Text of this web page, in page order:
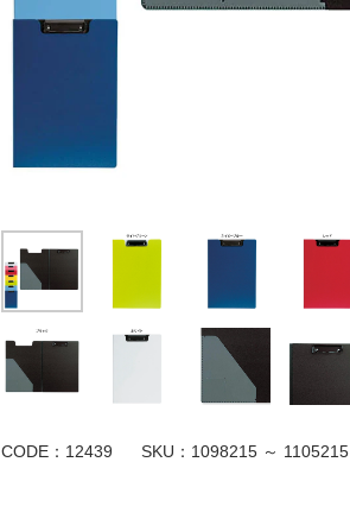
CODE：12439 SKU： 1098215 ～ 1105215